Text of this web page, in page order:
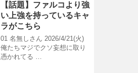
【話題】ファルコより強
い上強を持っているキャ
ラがこちら
01 名無しさん 2026/4/21(火)
俺たちマジでクソ妄想に取り
憑かれてる …